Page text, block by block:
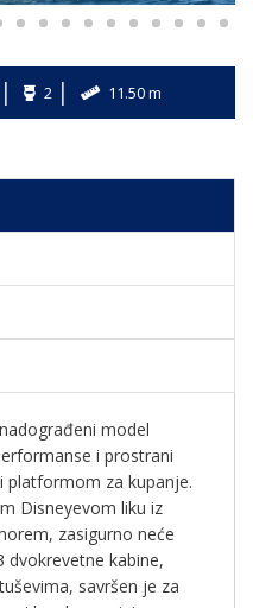
2 11.50 m
model
i prostrani
platformom za kupanje.
Disneyevom liku iz
zasigurno neće
dvokrevetne kabine,
savršen je za